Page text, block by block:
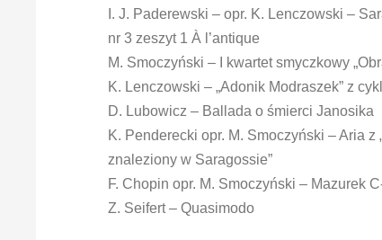
I. J. Paderewski – opr. K. Lenczowski –
nr 3 zeszyt 1 À l’antique
M. Smoczyński – I kwartet smyczkowy
K. Lenczowski – „Adonik Modraszek” z
D. Lubowicz – Ballada o śmierci Janosika
K. Penderecki opr. M. Smoczyński – Aria
znaleziony w Saragossie”
F. Chopin opr. M. Smoczyński – Mazurek
Z. Seifert – Quasimodo